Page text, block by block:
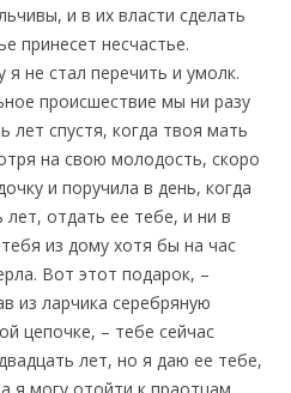
и в их власти сделать
принесет несчастье.
не стал перечить и умолк.
происшествие мы ни разу
лет спустя, когда твоя мать
на свою молодость, скоро
и поручила в день, когда
лет, отдать ее тебе, и ни в
из дому хотя бы на час
Вот этот подарок, –
из ларчика серебряную
цепочке, – тебе сейчас
лет, но я даю ее тебе,